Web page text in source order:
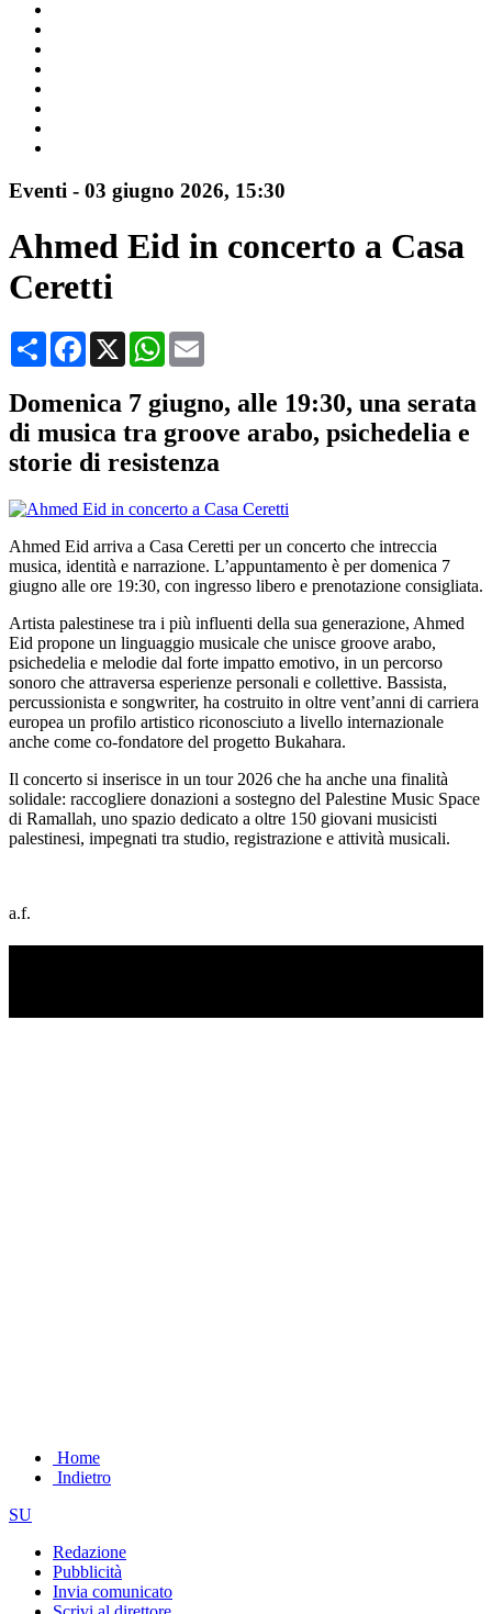
Eventi - 03 giugno 2026, 15:30
Ahmed Eid in concerto a Casa
Ceretti
CondividiFacebook
X WhatsApp
Domenica 7 giugno, alle 19:30, una serata
di musica tra groove arabo, psichedelia e
storie di resistenza
Ahmed Eid arriva a Casa Ceretti per un concerto che intreccia
musica, identità e narrazione. L’appuntamento è per domenica 7
giugno alle ore 19:30, con ingresso libero e prenotazione consigliata.
Artista palestinese tra i più influenti della sua generazione, Ahmed
Eid propone un linguaggio musicale che unisce groove arabo,
psichedelia e melodie dal forte impatto emotivo, in un percorso
sonoro che attraversa esperienze personali e collettive. Bassista,
percussionista e songwriter, ha costruito in oltre vent’anni di carriera
europea un profilo artistico riconosciuto a livello internazionale
anche come co-fondatore del progetto Bukahara.
Il concerto si inserisce in un tour 2026 che ha anche una finalità
solidale: raccogliere donazioni a sostegno del Palestine Music Space
di Ramallah, uno spazio dedicato a oltre 150 giovani musicisti
palestinesi, impegnati tra studio, registrazione e attività musicali.
a.f.
Home
Indietro
SU
Redazione
Pubblicità
Invia comunicato